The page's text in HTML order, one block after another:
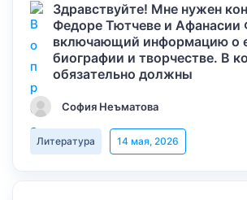
Здравствуйте! Мне нужен
Федоре Тютчеве и Афанасии
включающий информацию о
биографии и творчестве. В
обязательно должны
София Неъматова
Литература 14 мая, 2026